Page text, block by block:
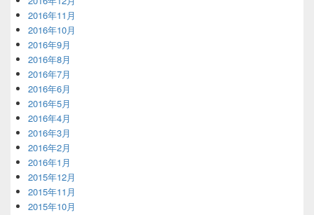
2016年11月
2016年10月
2016年9月
2016年8月
2016年7月
2016年6月
2016年5月
2016年4月
2016年3月
2016年2月
2016年1月
2015年12月
2015年11月
2015年10月